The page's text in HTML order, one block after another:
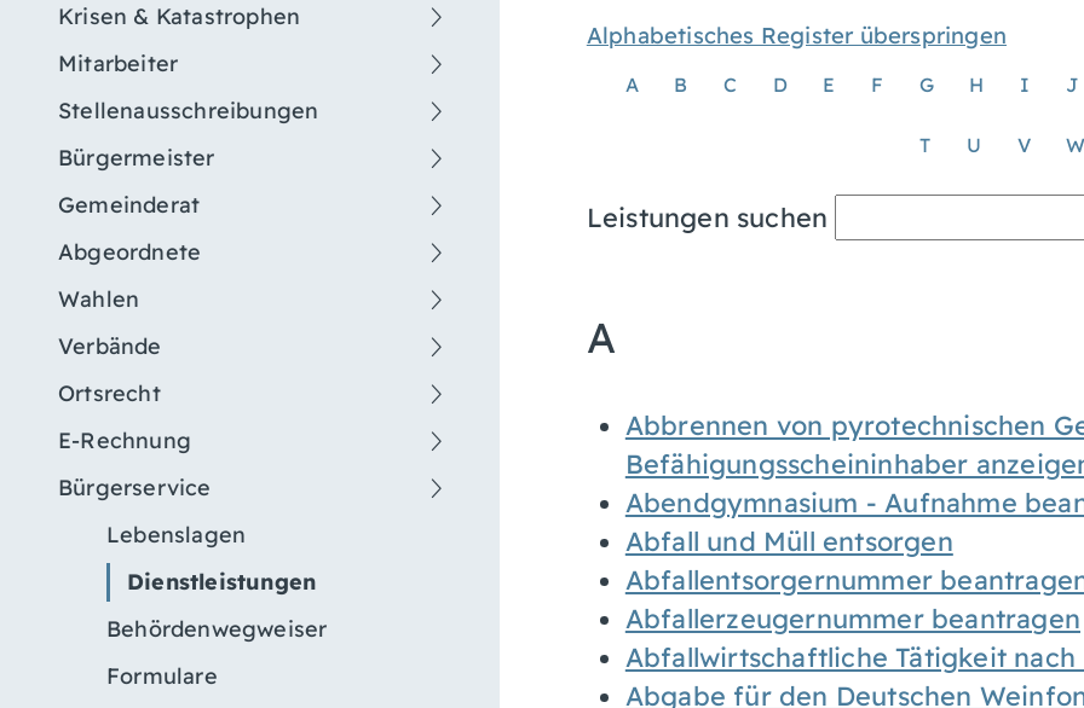
Krisen & Katastrophen
Mitarbeiter
Stellenausschreibungen
Bürgermeister
Gemeinderat
Abgeordnete
Wahlen
Verbände
Ortsrecht
E-Rechnung
Bürgerservice
Lebenslagen
Dienstleistungen
Behördenwegweiser
Formulare
Alphabetisches Register überspringen
A B C D E F G H I J
T U V W
Leistungen suchen
A
Abbrennen von pyrotechnischen
Befähigungsscheininhaber
Abendgymnasium - Aufnahme
Abfall und Müll entsorgen
Abfallentsorgernummer
Abfallerzeugernummer beantragen
Abfallwirtschaftliche Tätigkeit
Abgabe für den Deutschen